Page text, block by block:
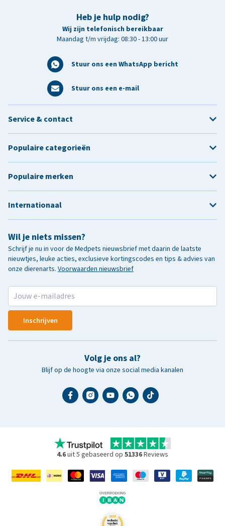
Heb je hulp nodig?
Wij zijn telefonisch bereikbaar
Maandag t/m vrijdag: 08:30 - 13:00 uur
Stuur ons een WhatsApp bericht
Stuur ons een e-mail
Wil je niets missen?
Schrijf je nu in voor de Medpets nieuwsbrief met daarin de laatste
nieuwtjes, leuke acties, exclusieve kortingscodes en tips & advies van
onze dierenarts. Voorwaarden nieuwsbrief
Inschrijven
Volg je ons al?
Blijf op de hoogte via onze social media kanalen
Service & contact
Populaire categorieën
Populaire merken
Internationaal
4.6uit 5 gebaseerd op 51336Reviews